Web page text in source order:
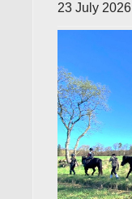
23 July 2026